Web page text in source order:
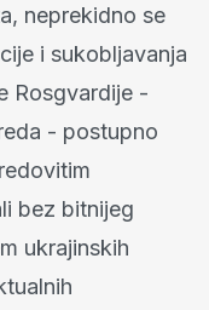
neprekidno se
i sukobljavanja
Rosgvardije -
- postupno
bez bitnijeg
ukrajinskih